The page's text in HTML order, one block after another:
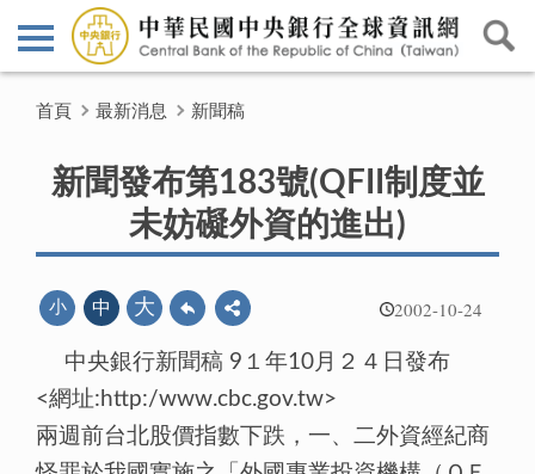
首頁 最新消息 新聞稿
新聞發布第183號(QFII制度並
未妨礙外資的進出)
2002-10-24
小 中 大
中央銀行新聞稿 9１年10月２４日發布
<網址:http:/www.cbc.gov.tw>
兩週前台北股價指數下跌，一、二外資經紀商